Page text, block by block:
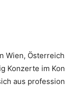
Konzerte im
aus